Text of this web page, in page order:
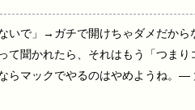
いで」→ガチで開けちゃダメだか
て聞かれたら、それはもう「つま
らマックでやるのはやめようね。